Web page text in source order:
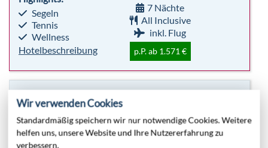
The Breakers
Ägypten, Hurghada & Safaga
Wir verwenden Cookies
Standardmäßig speichern wir nur notwendige Cookies. Weitere
helfen uns, unsere Website und Ihre Nutzererfahrung zu
verbessern.